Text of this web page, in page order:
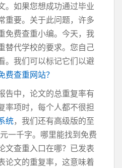
。如果您想成功通过毕业
重要。关于此问题，许多
免费查重小编。今天，我
替代学校的要求。您自己
。我们可以标记它们以避
费查重网站？
告中，论文的总重复率有
率项时，每个人都不很担
统，我们还有高级版的至
一千字。哪里能找到免费
文查重入口在哪？已发表
论文的重复率，这意味着